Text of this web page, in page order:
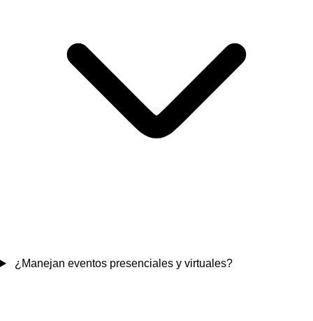
¿Manejan eventos presenciales y virtuales?